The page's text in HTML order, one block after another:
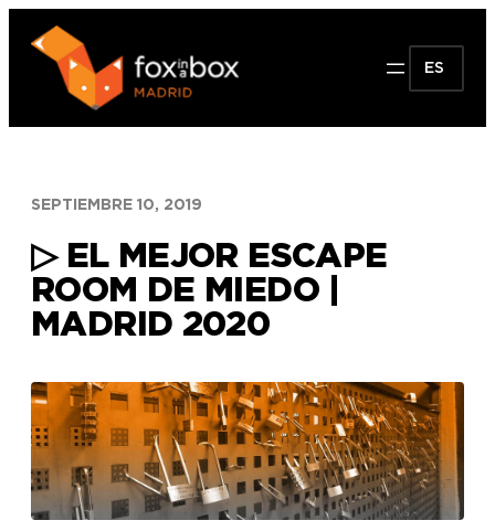
Saltar
contenido
ES
SEPTIEMBRE 10, 2019
▷ EL MEJOR ESCAPE
ROOM DE MIEDO |
MADRID 2020